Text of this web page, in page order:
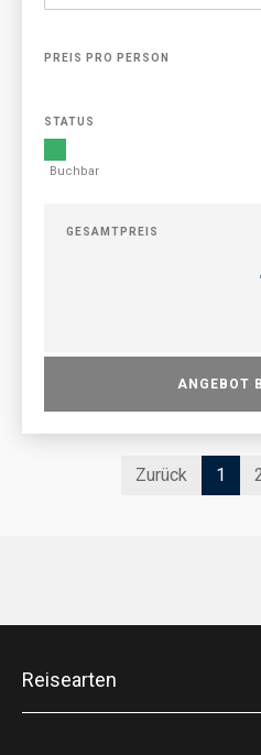
PREIS PRO PERSON
STATUS
Buchbar
GESAMTPREIS
ANGEBOT
Zurück 1
Reisearten